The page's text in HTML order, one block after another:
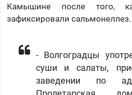
Камышине после того,
зафиксировали сальмонеллез.
- Волгоградцы
суши и салаты,
заведении по